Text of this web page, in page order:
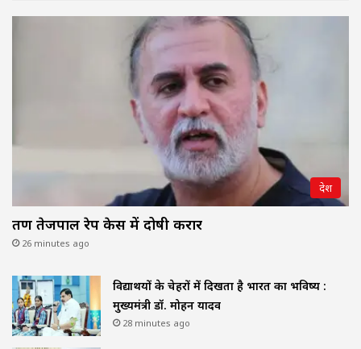
देश
तरुण तेजपाल रेप केस में दोषी करार
26 minutes ago
विद्यार्थियों के चेहरों में दिखता है भारत का भविष्य :
मुख्यमंत्री डॉ. मोहन यादव
28 minutes ago